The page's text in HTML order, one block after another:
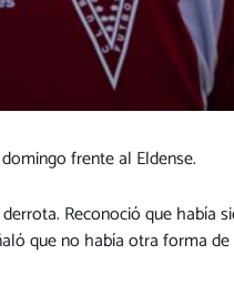
frente al Eldense.
Reconoció que había
que no había otra forma